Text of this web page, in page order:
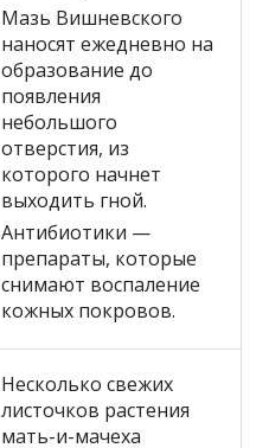
Мазь Вишневского
наносят ежедневно на
образование до
появления
небольшого
отверстия, из
которого начнет
выходить гной.
Антибиотики —
препараты, которые
снимают воспаление
кожных покровов.
Несколько свежих
листочков растения
мать-и-мачеха